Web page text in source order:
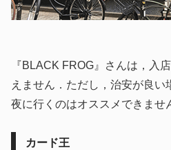
『BLACK FROG』さんは，入
えません．ただし，治安が良い
夜に行くのはオススメできませ
カード王